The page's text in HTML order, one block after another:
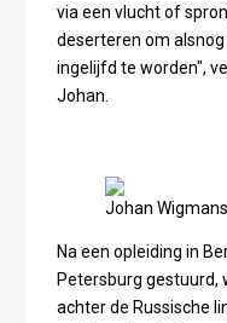
via een vlucht of
deserteren om
ingelijfd te worden",
Johan.
Johan
Na een opleiding in
Petersburg gestuurd,
achter de Russische